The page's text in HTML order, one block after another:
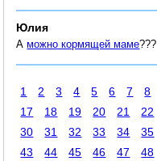
Юлия
Аможно кормящей маме???
1 2 3 4 5 6 7 8
17
18 19 20 21 22
30
31 32 33 34 35
43
44 45 46 47 48